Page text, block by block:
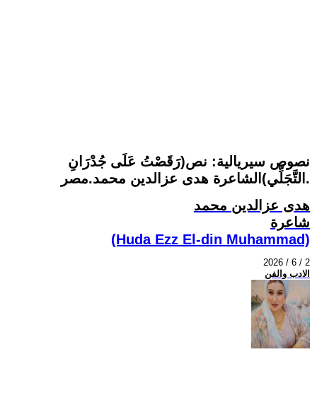
نصوص سيريالية: نص(رَقَصْتُ عَلَى جُدْرَانِ
التَّجَلِّي)الشاعرة هدى عزالدين محمد.مصر.
هدى عزالدين محمد
شاعرة
(Huda Ezz El-din Muhammad)
2026 / 6 / 2
الادب والفن